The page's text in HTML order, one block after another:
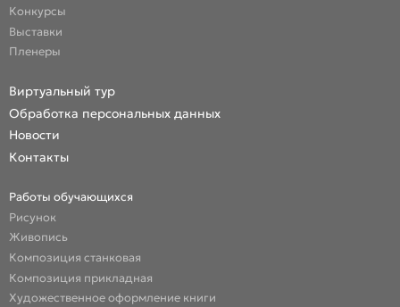
Конкурсы
Выставки
Пленеры
Виртуальный тур
Обработка персональных данных
Новости
Контакты
Работы обучающихся
Рисунок
Живопись
Композиция станковая
Композиция прикладная
Художественное оформление книги